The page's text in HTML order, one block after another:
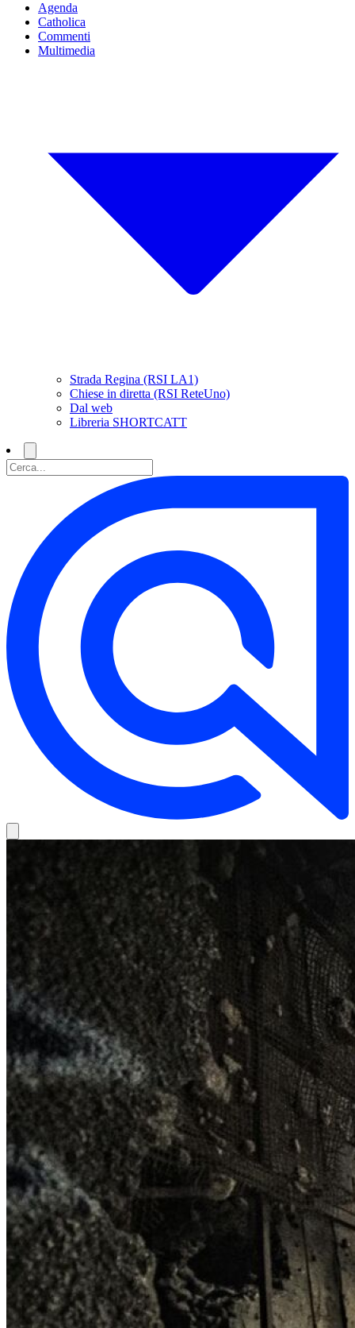
Agenda
Catholica
Commenti
Multimedia
Strada Regina (RSI LA1)
Chiese in diretta (RSI ReteUno)
Dal web
Libreria SHORTCATT